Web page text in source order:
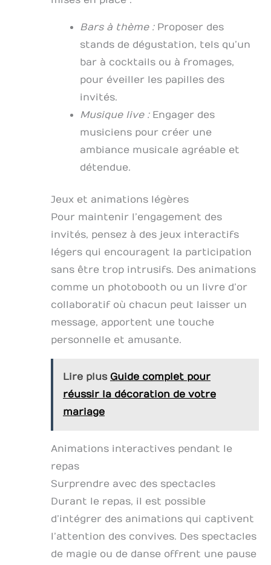
Bars à thème :Proposer des
stands de dégustation, tels qu’un
bar à cocktails ou à fromages,
pour éveiller les papilles des
invités.
Musique live :Engager des
musiciens pour créer une
ambiance musicale agréable et
détendue.
Jeux et animations légères
Pour maintenir l’engagement des
invités, pensez à des jeux interactifs
légers qui encouragent la participation
sans être trop intrusifs. Des animations
comme un photobooth ou un livre d’or
collaboratif où chacun peut laisser un
message, apportent une touche
personnelle et amusante.
Lire plus Guide complet pour
réussir la décoration de votre
mariage
Animations interactives pendant le
repas
Surprendre avec des spectacles
Durant le repas, il est possible
d’intégrer des animations qui captivent
l’attention des convives. Des spectacles
de magie ou de danse offrent une pause